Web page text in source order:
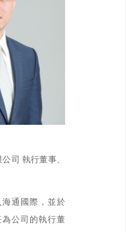
司 執行董事、
海通國際，並於
為公司的執行董